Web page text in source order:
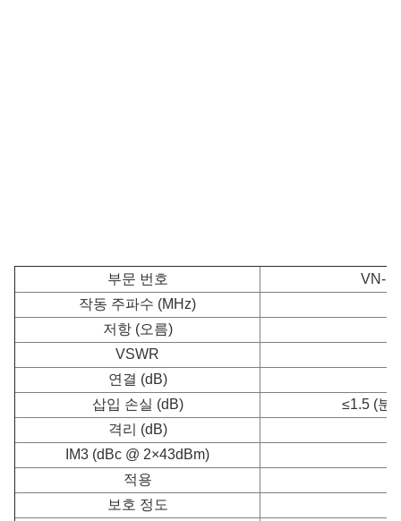
부문 번호
VN-
작동 주파수 (MHz)
저항 (오름)
VSWR
연결 (dB)
삽입 손실 (dB)
≤1.5 (분
격리 (dB)
IM3 (dBc @ 2×43dBm)
적용
보호 정도